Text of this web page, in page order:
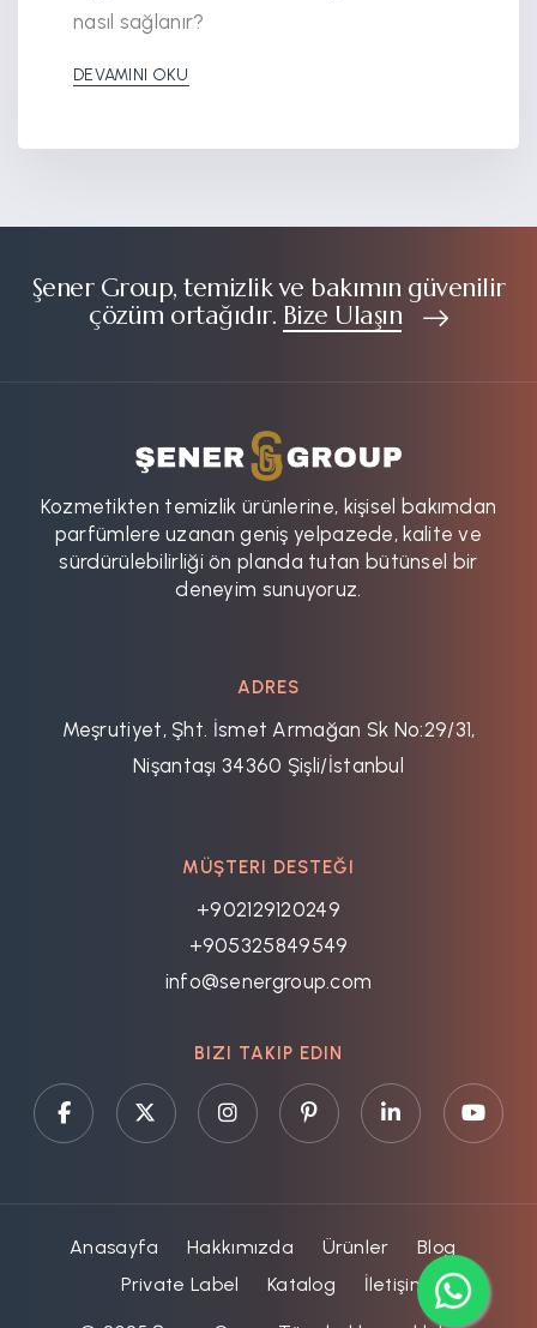
nasıl sağlanır?
DEVAMINI OKU
Şener Group, temizlik ve bakımın güvenilir
çözüm ortağıdır. Bize Ulaşın
Kozmetikten temizlik ürünlerine, kişisel bakımdan
parfümlere uzanan geniş yelpazede, kalite ve
sürdürülebilirliği ön planda tutan bütünsel bir
deneyim sunuyoruz.
ADRES
Meşrutiyet, Şht. İsmet Armağan Sk No:29/31,
Nişantaşı 34360 Şişli/İstanbul
MÜŞTERI DESTEĞI
+902129120249
+905325849549
info@senergroup.com
BIZI TAKIP EDIN
Anasayfa Hakkımızda Ürünler
Blog
Private Label
Katalog İletişim